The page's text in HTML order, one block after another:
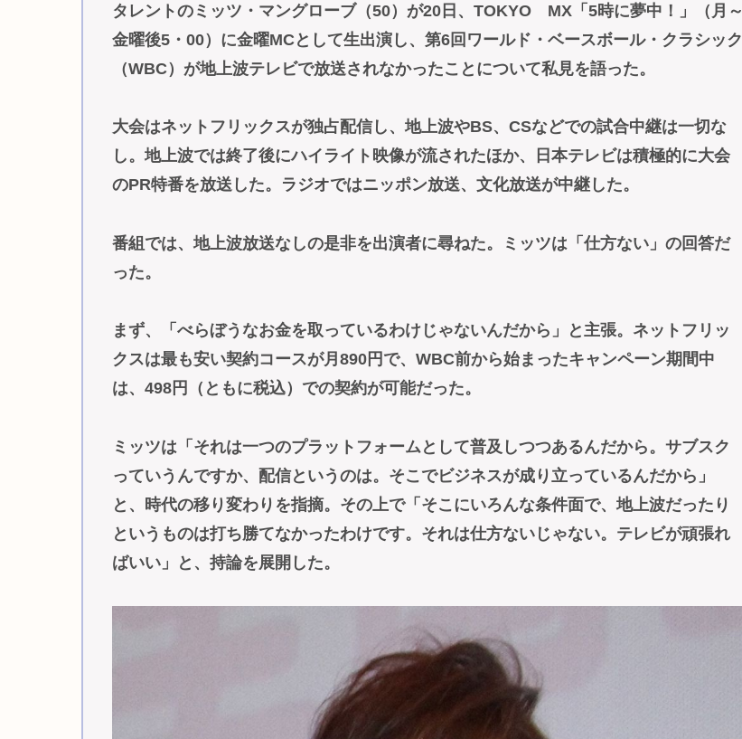
タレントのミッツ・マングローブ（50）が20日、TOKYO MX「5時に夢中！」（月～
金曜後5・00）に金曜MCとして生出演し、第6回ワールド・ベースボール・クラシック
（WBC）が地上波テレビで放送されなかったことについて私見を語った。
大会はネットフリックスが独占配信し、地上波やBS、CSなどでの試合中継は一切な
し。地上波では終了後にハイライト映像が流されたほか、日本テレビは積極的に大会
のPR特番を放送した。ラジオではニッポン放送、文化放送が中継した。
番組では、地上波放送なしの是非を出演者に尋ねた。ミッツは「仕方ない」の回答だ
った。
まず、「べらぼうなお金を取っているわけじゃないんだから」と主張。ネットフリッ
クスは最も安い契約コースが月890円で、WBC前から始まったキャンペーン期間中
は、498円（ともに税込）での契約が可能だった。
ミッツは「それは一つのプラットフォームとして普及しつつあるんだから。サブスク
っていうんですか、配信というのは。そこでビジネスが成り立っているんだから」
と、時代の移り変わりを指摘。その上で「そこにいろんな条件面で、地上波だったり
というものは打ち勝てなかったわけです。それは仕方ないじゃない。テレビが頑張れ
ばいい」と、持論を展開した。